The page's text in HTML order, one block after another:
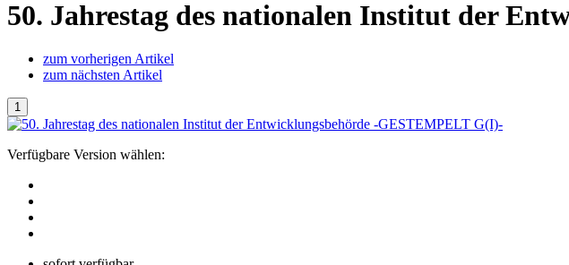
50. Jahrestag des nationalen Institut der
zum vorherigen Artikel
zum nächsten Artikel
Verfügbare Version wählen: